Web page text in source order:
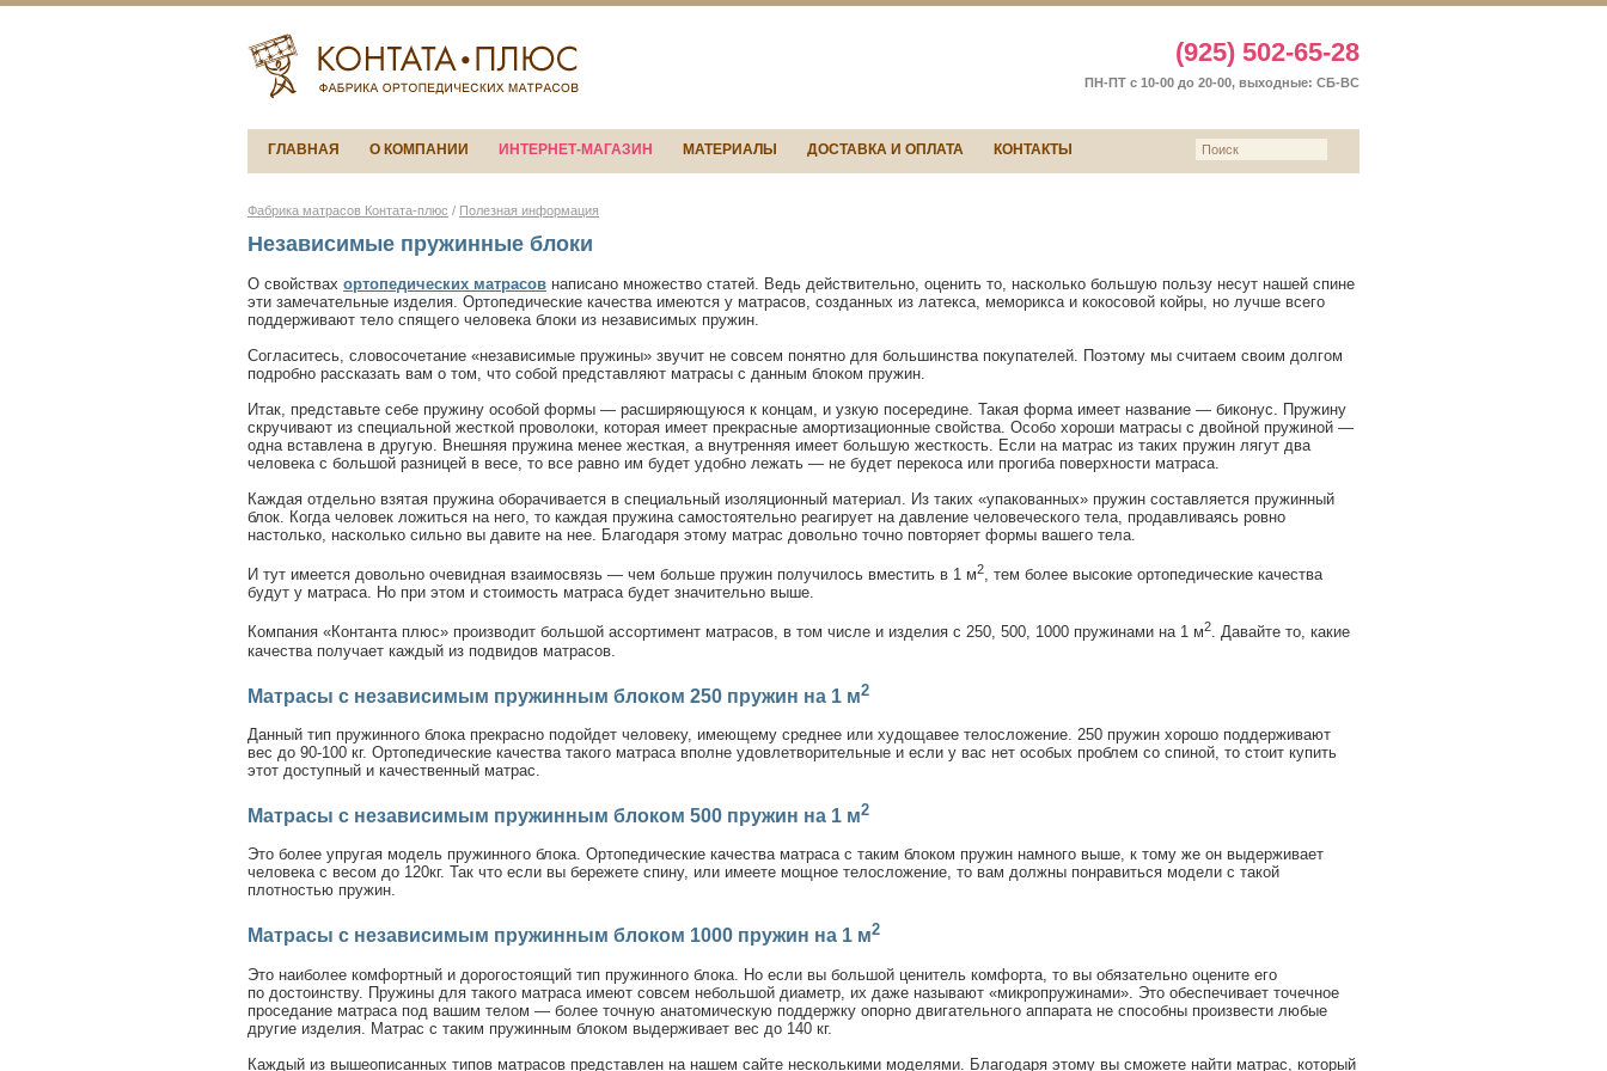
(925) 502-65-28
ПН-ПТ с 10-00 до 20-00, выходные: СБ-ВС
ГЛАВНАЯ О КОМПАНИИ ИНТЕРНЕТ-МАГАЗИН МАТЕРИАЛЫ ДОСТАВКА И ОПЛАТА КОНТАКТЫ
Фабрика матрасов Контата-плюс / Полезная информация
Независимые пружинные блоки
О свойствах ортопедических матрасов написано множество статей. Ведь действительно, оценить то, насколько большую пользу несут нашей спине
эти замечательные изделия. Ортопедические качества имеются у матрасов, созданных из латекса, меморикса и кокосовой койры, но лучше всего
поддерживают тело спящего человека блоки из независимых пружин.
Согласитесь, словосочетание «независимые пружины» звучит не совсем понятно для большинства покупателей. Поэтому мы считаем своим долгом
подробно рассказать вам о том, что собой представляют матрасы с данным блоком пружин.
Итак, представьте себе пружину особой формы — расширяющуюся к концам, и узкую посередине. Такая форма имеет название — биконус. Пружину
скручивают из специальной жесткой проволоки, которая имеет прекрасные амортизационные свойства. Особо хороши матрасы с двойной пружиной —
одна вставлена в другую. Внешняя пружина менее жесткая, а внутренняя имеет большую жесткость. Если на матрас из таких пружин лягут два
человека с большой разницей в весе, то все равно им будет удобно лежать — не будет перекоса или прогиба поверхности матраса.
Каждая отдельно взятая пружина оборачивается в специальный изоляционный материал. Из таких «упакованных» пружин составляется пружинный
блок. Когда человек ложиться на него, то каждая пружина самостоятельно реагирует на давление человеческого тела, продавливаясь ровно
настолько, насколько сильно вы давите на нее. Благодаря этому матрас довольно точно повторяет формы вашего тела.
И тут имеется довольно очевидная взаимосвязь — чем больше пружин получилось вместить в 1 м2, тем более высокие ортопедические качества
будут у матраса. Но при этом и стоимость матраса будет значительно выше.
Компания «Контанта плюс» производит большой ассортимент матрасов, в том числе и изделия с 250, 500, 1000 пружинами на 1 м2. Давайте то, какие
качества получает каждый из подвидов матрасов.
Матрасы с независимым пружинным блоком 250 пружин на 1 м2
Данный тип пружинного блока прекрасно подойдет человеку, имеющему среднее или худощавее телосложение. 250 пружин хорошо поддерживают
вес до 90-100 кг. Ортопедические качества такого матраса вполне удовлетворительные и если у вас нет особых проблем со спиной, то стоит купить
этот доступный и качественный матрас.
Матрасы с независимым пружинным блоком 500 пружин на 1 м2
Это более упругая модель пружинного блока. Ортопедические качества матраса с таким блоком пружин намного выше, к тому же он выдерживает
человека с весом до 120кг. Так что если вы бережете спину, или имеете мощное телосложение, то вам должны понравиться модели с такой
плотностью пружин.
Матрасы с независимым пружинным блоком 1000 пружин на 1 м2
Это наиболее комфортный и дорогостоящий тип пружинного блока. Но если вы большой ценитель комфорта, то вы обязательно оцените его
по достоинству. Пружины для такого матраса имеют совсем небольшой диаметр, их даже называют «микропружинами». Это обеспечивает точечное
проседание матраса под вашим телом — более точную анатомическую поддержку опорно двигательного аппарата не способны произвести любые
другие изделия. Матрас с таким пружинным блоком выдерживает вес до 140 кг.
Каждый из вышеописанных типов матрасов представлен на нашем сайте несколькими моделями. Благодаря этому вы сможете найти матрас, который